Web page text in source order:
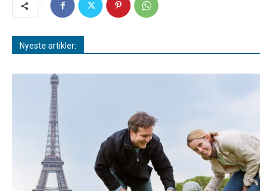
Nyeste artikler: